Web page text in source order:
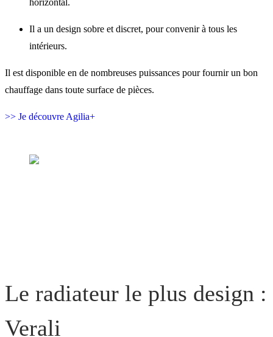
horizontal.
Il a un design sobre et discret, pour convenir à tous les
intérieurs.
Il est disponible en de nombreuses puissances pour fournir un bon
chauffage dans toute surface de pièces.
>> Je découvre Agilia+
Le radiateur le plus design :
Verali